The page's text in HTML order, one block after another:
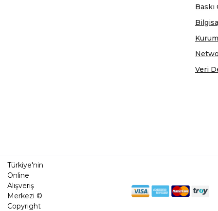
Veri
Türkiye'nin
Online
Alışveriş
Merkezi ©
Copyright